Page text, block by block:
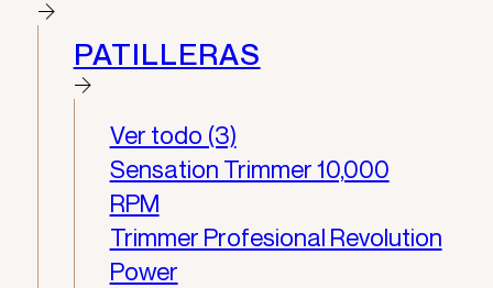
PATILLERAS
Ver todo (3)
Sensation Trimmer 10,000
RPM
Trimmer Profesional Revolution
Power